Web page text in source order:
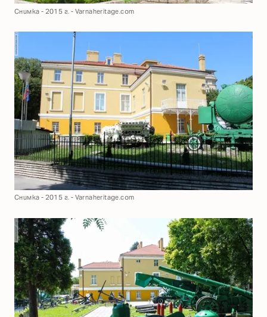
Снимка - 2015 г. - Varnaheritage.com
Снимка - 2015 г. - Varnaheritage.com